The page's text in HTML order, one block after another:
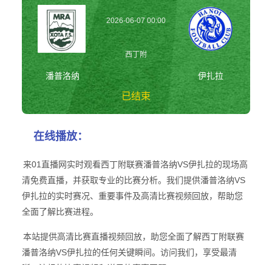
潘普洛纳
2026-06-07 00:00
西丁附
已结束
伊扎拉
在线播放：
来01直播网实时观看西丁附联赛潘普洛纳VS伊扎拉的现场高
清免费直播，并获取专业的比赛分析。我们提供潘普洛纳VS
伊扎拉的实时赛况、重要事件及高清比赛视频回放，帮助您
全面了解比赛进程。
本站提供高清比赛直播视频回放，助您全面了解西丁附联赛
潘普洛纳VS伊扎拉的任何关键瞬间。访问我们，享受最清